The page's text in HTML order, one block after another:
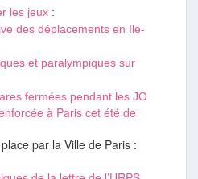
les jeux :
des déplacements en Ile-
et paralympiques sur
fermées pendant les JO
à Paris cet été de
par la Ville de Paris :